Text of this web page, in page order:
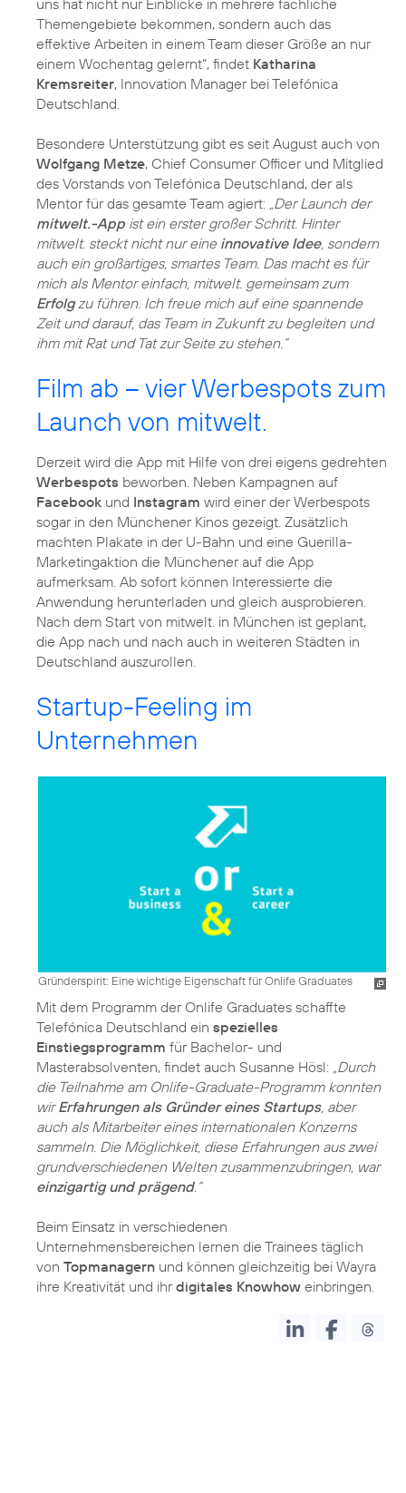
Themengebiete bekommen, sondern auch das
effektive Arbeiten in einem Team dieser Größe an nur
einem Wochentag gelernt“, findet Katharina
Kremsreiter, Innovation Manager bei Telefónica
Deutschland.
Besondere Unterstützung gibt es seit August auch von
Wolfgang Metze, Chief Consumer Officer und Mitglied
des Vorstands von Telefónica Deutschland, der als
Mentor für das gesamte Team agiert: „Der Launch der
mitwelt.-App ist ein erster großer Schritt. Hinter
mitwelt. steckt nicht nur eine innovative Idee, sondern
auch ein großartiges, smartes Team. Das macht es für
mich als Mentor einfach, mitwelt. gemeinsam zum
Erfolgzu führen. Ich freue mich auf eine spannende
Zeit und darauf, das Team in Zukunft zu begleiten und
ihm mit Rat und Tat zur Seite zu stehen.“
Film ab – vier Werbespots zum
Launch von mitwelt.
Derzeit wird die App mit Hilfe von drei eigens gedrehten
Werbespots beworben. Neben Kampagnen auf
Facebook und Instagram wird einer der Werbespots
sogar in den Münchener Kinos gezeigt. Zusätzlich
machten Plakate in der U-Bahn und eine Guerilla-
Marketingaktion die Münchener auf die App
aufmerksam. Ab sofort können Interessierte die
Anwendung herunterladen und gleich ausprobieren.
Nach dem Start von mitwelt. in München ist geplant,
die App nach und nach auch in weiteren Städten in
Deutschland auszurollen.
Startup-Feeling im
Unternehmen
Gründerspirit: Eine wichtige Eigenschaft für Onlife Graduates
Mit dem Programm der Onlife Graduates schaffte
Telefónica Deutschland ein spezielles
Einstiegsprogramm für Bachelor- und
Masterabsolventen, findet auch Susanne Hösl: „Durch
die Teilnahme am Onlife-Graduate-Programm konnten
wirErfahrungen als Gründer eines Startups, aber
auch als Mitarbeiter eines internationalen Konzerns
sammeln. Die Möglichkeit, diese Erfahrungen aus zwei
grundverschiedenen Welten zusammenzubringen, war
einzigartig und prägend.“
Beim Einsatz in verschiedenen
Unternehmensbereichen lernen die Trainees täglich
von Topmanagern und können gleichzeitig bei Wayra
ihre Kreativität und ihrdigitales Knowhow einbringen.